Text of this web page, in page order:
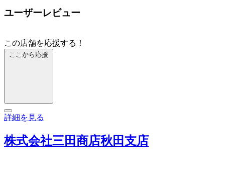
ユーザーレビュー
この店舗を応援する！
ここから応援
詳細を見る
株式会社三田商店秋田支店